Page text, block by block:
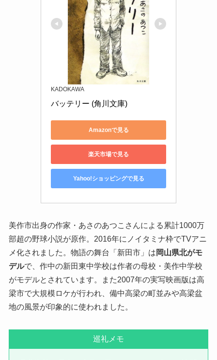
KADOKAWA
バッテリー (角川文庫)
Amazonで見る
楽天市場で見る
Yahoo!ショッピングで見る
美作市出身の作家・あさのあつこさんによる累計1000万
部超の野球小説が原作。2016年にノイタミナ枠でTVアニ
メ化されました。物語の舞台「新田市」は 岡山県北がモ
デルで、作中の新田東中学校は作者の母校・美作中学校
がモデルとされています。また2007年の実写映画版は高
梁市で大規模ロケが行われ、備中高梁の町並みや高梁盆
地の風景が印象的に使われました。
巡礼メモ